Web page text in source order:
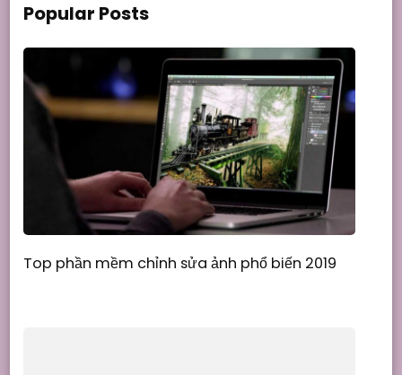
Popular Posts
Top phần mềm chỉnh sửa ảnh phổ biến 2019